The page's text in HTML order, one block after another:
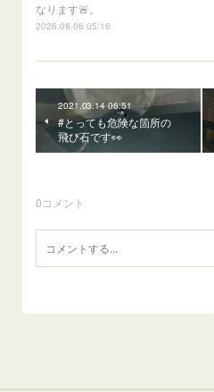
なります🚨。
2026.08.06 05:16
2021.03.14 06:51
#とっても危険な箇所の
飛び石です👀
0コメント